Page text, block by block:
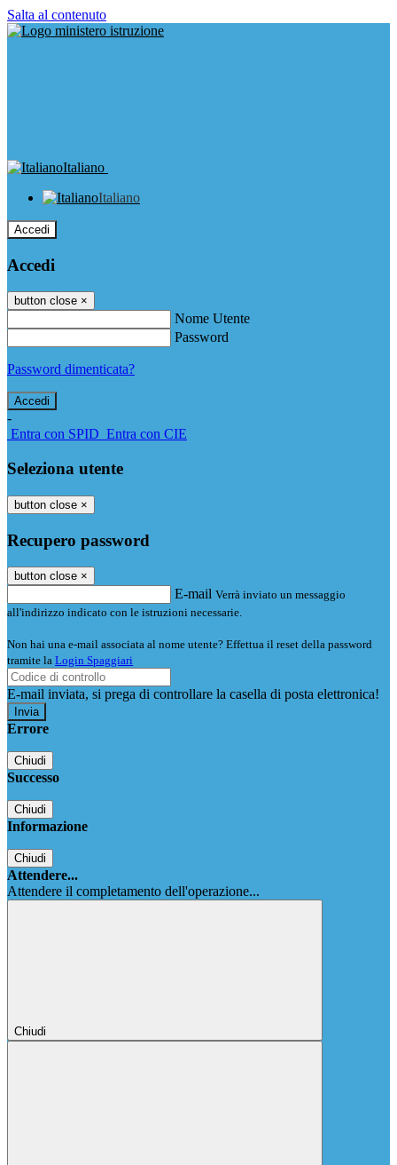
Salta al contenuto
Italiano
Italiano
Accedi
Accedi
button close ×
Nome Utente
Password
Password dimenticata?
-
Entra con SPID Entra con CIE
Seleziona utente
button close ×
Recupero password
button close ×
E-mail Verrà inviato un messaggio
all'indirizzo indicato con le istruzioni necessarie.
Non hai una e-mail associata al nome utente? Effettua il reset della password
tramite la Login Spaggiari
E-mail inviata, si prega di controllare la casella di posta elettronica!
Errore
Chiudi
Successo
Chiudi
Informazione
Chiudi
Attendere...
Attendere il completamento dell'operazione...
Chiudi